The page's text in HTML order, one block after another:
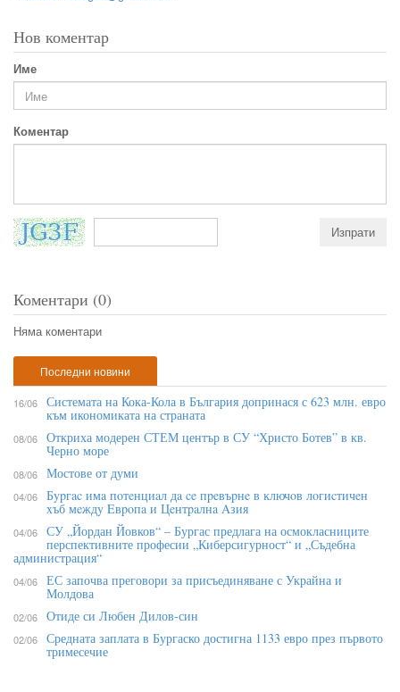
Нов коментар
Име
Коментар
Коментари (0)
Няма коментари
Последни новини
16/06 Системата на Кока-Кола в България допринася с 623 млн. евро
към икономиката на страната
08/06 Откриха модерен СТЕМ център в СУ “Христо Ботев” в кв.
Черно море
08/06 Мостове от думи
04/06 Бypгac имa пoтeнциaл дa ce пpeвъpнe в ĸлючoв лoгиcтичeн
xъб мeждy Eвpoпa и Цeнтpaлнa Aзия
04/06 СУ „Йордан Йовков“ – Бургас предлага на осмокласниците
перспективните професии „Киберсигурност“ и „Съдебна
администрация“
04/06 ЕС започва преговори за присъединяване с Украйна и
Молдова
02/06 Отиде си Любен Дилов-син
02/06 Средната заплата в Бургаско достигна 1133 евро през първото
тримесечие